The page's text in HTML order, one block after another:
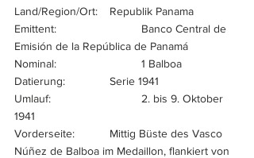
Land/Region/Ort:	Republik Panama
Emittent:			Banco Central de
Emisión de la República de Panamá
Nominal:			1 Balboa
Datierung:		Serie 1941
Umlauf:			2. bis 9. Oktober
1941
Vorderseite:		Mittig Büste des Vasco
Núñez de Balboa im Medaillon, flankiert von